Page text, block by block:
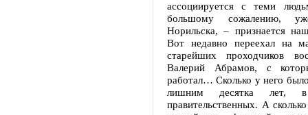
ассоциируется с теми
большому сожалению,
Норильска, – признается
Вот недавно переехал на
старейших проходчиков
Валерий Абрамов, с
работал… Сколько у него
лишним десятка лет,
правительственных. А